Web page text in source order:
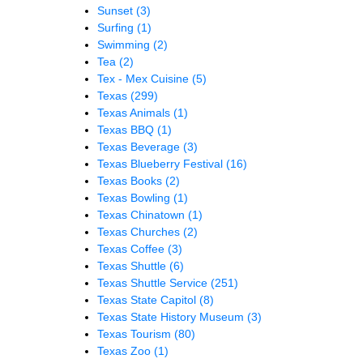
Sunset (3)
Surfing (1)
Swimming (2)
Tea (2)
Tex - Mex Cuisine (5)
Texas (299)
Texas Animals (1)
Texas BBQ (1)
Texas Beverage (3)
Texas Blueberry Festival (16)
Texas Books (2)
Texas Bowling (1)
Texas Chinatown (1)
Texas Churches (2)
Texas Coffee (3)
Texas Shuttle (6)
Texas Shuttle Service (251)
Texas State Capitol (8)
Texas State History Museum (3)
Texas Tourism (80)
Texas Zoo (1)